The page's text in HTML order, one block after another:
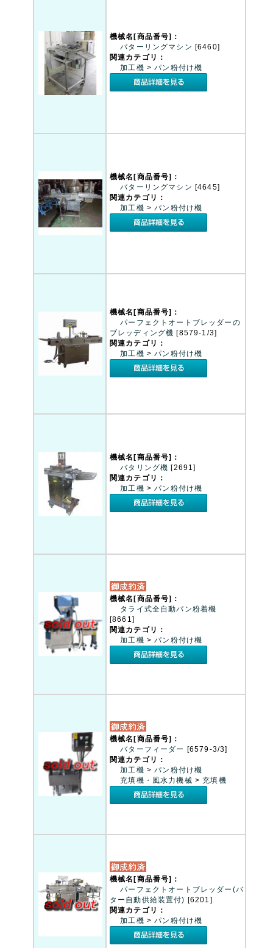
機械名[商品番号]：
バターリングマシン [6460]
関連カテゴリ：
加工機 >パン粉付け機
機械名[商品番号]：
バターリングマシン [4645]
関連カテゴリ：
加工機 >パン粉付け機
機械名[商品番号]：
パーフェクトオートブレッダーの
ブレッディング機[8579-1/3]
関連カテゴリ：
加工機 >パン粉付け機
機械名[商品番号]：
バタリング機 [2691]
関連カテゴリ：
加工機 >パン粉付け機
機械名[商品番号]：
タライ式全自動パン粉着機
[8661]
関連カテゴリ：
加工機 >パン粉付け機
機械名[商品番号]：
バターフィーダー [6579-3/3]
関連カテゴリ：
加工機 >パン粉付け機
充填機・風水力機械 > 充填機
機械名[商品番号]：
パーフェクトオートブレッダー(バ
ター自動供給装置付) [6201]
関連カテゴリ：
加工機 >パン粉付け機